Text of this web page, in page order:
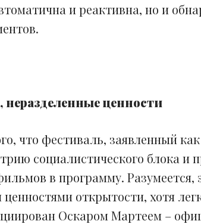
и реактивна, но и
ценности
что фестиваль, заявленный
социалистического блока и
в программу. Разумеется,
открытости, хотя
Оскаром Мартеем –